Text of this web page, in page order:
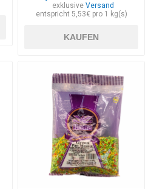
exklusive Versand
entspricht 5,53€ pro 1 kg(s)
KAUFEN